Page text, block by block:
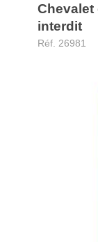
interdit
Réf. 26981